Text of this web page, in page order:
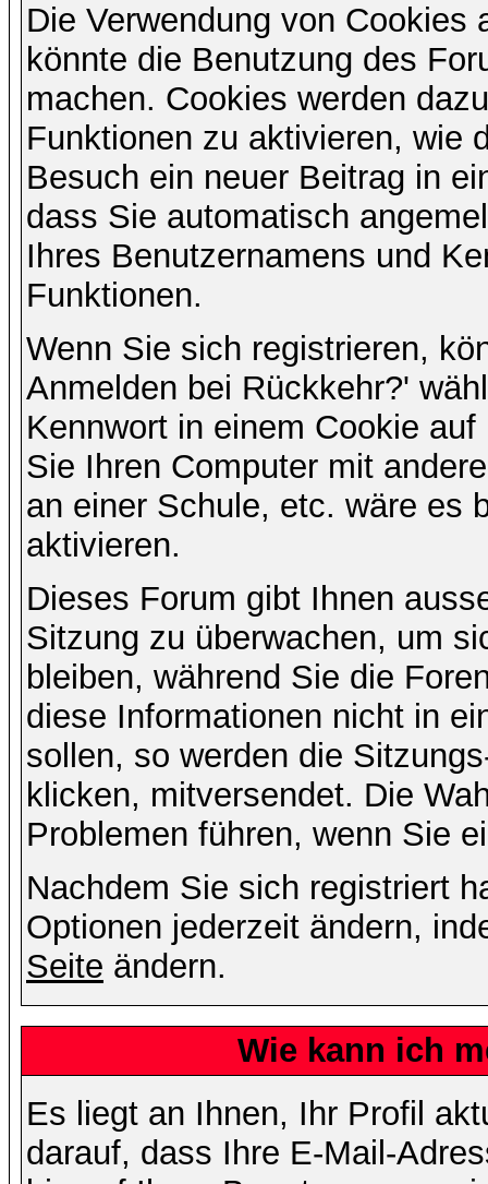
Die Verwendung von
könnte die Benutzung des
machen. Cookies werden
Funktionen zu aktivieren, wie
Besuch ein neuer Beitrag in
dass Sie automatisch
Ihres Benutzernamens und
Funktionen.
Wenn Sie sich registrieren,
Anmelden bei Rückkehr?'
Kennwort in einem Cookie
Sie Ihren Computer mit
an einer Schule, etc. wäre es
aktivieren.
Dieses Forum gibt Ihnen
Sitzung zu überwachen, um
bleiben, während Sie die
diese Informationen nicht in
sollen, so werden die
klicken, mitversendet. Die
Problemen führen, wenn Sie
Nachdem Sie sich registriert
Optionen jederzeit ändern,
Seite ändern.
Wie kann ich
Es liegt an Ihnen, Ihr Profil
darauf, dass Ihre E-Mail-